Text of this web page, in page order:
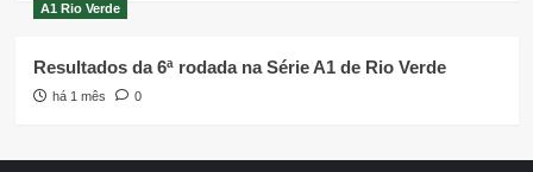
A1 Rio Verde
Resultados da 6ª rodada na Série A1 de Rio Verde
há 1 mês 0